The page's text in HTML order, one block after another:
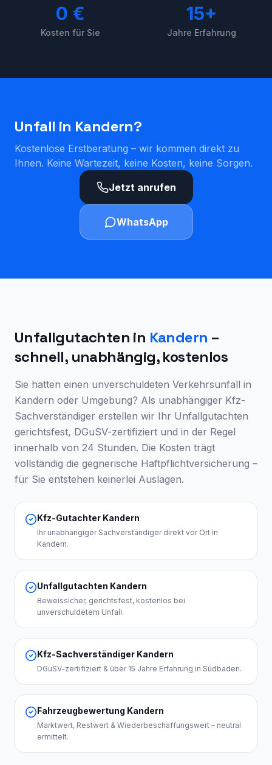
0 €
Kosten für Sie
15+
Jahre Erfahrung
Unfall in Kandern?
Kostenlose Erstberatung – wir kommen direkt zu
Ihnen. Keine Wartezeit, keine Kosten, keine Sorgen.
Jetzt anrufen
WhatsApp
Unfallgutachten in Kandern –
schnell, unabhängig, kostenlos
Sie hatten einen unverschuldeten Verkehrsunfall in
Kandern oder Umgebung? Als unabhängiger Kfz-
Sachverständiger erstellen wir Ihr Unfallgutachten
gerichtsfest, DGuSV-zertifiziert und in der Regel
innerhalb von 24 Stunden. Die Kosten trägt
vollständig die gegnerische Haftpflichtversicherung –
für Sie entstehen keinerlei Auslagen.
Kfz-Gutachter Kandern
Ihr unabhängiger Sachverständiger direkt vor Ort in
Kandern.
Unfallgutachten Kandern
Beweissicher, gerichtsfest, kostenlos bei
unverschuldetem Unfall.
Kfz-Sachverständiger Kandern
DGuSV-zertifiziert & über 15 Jahre Erfahrung in Südbaden.
Fahrzeugbewertung Kandern
Marktwert, Restwert & Wiederbeschaffungswert – neutral
ermittelt.